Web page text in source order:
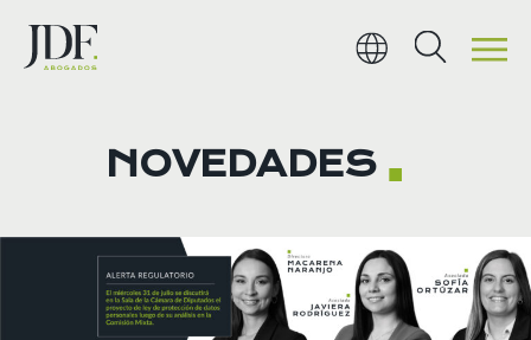
contenido
NOVEDADES ■